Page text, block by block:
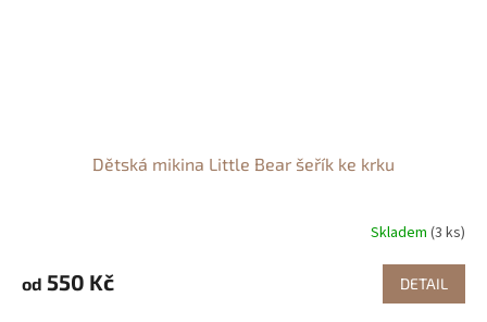
Dětská mikina Little Bear šeřík ke krku
Skladem (3 ks)
od 550 Kč DETAIL